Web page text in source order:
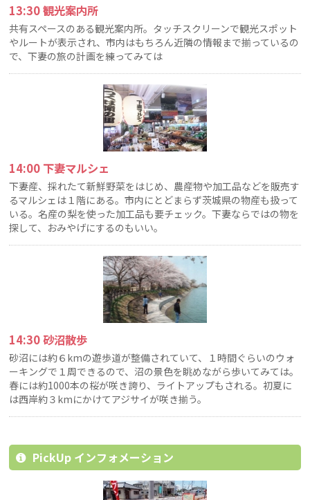
13:30 観光案内所
共有スペースのある観光案内所。タッチスクリーンで観光スポット
やルートが表示され、市内はもちろん近隣の情報まで揃っているの
で、下妻の旅の計画を練ってみては
14:00 下妻マルシェ
下妻産、採れたて新鮮野菜をはじめ、農産物や加工品などを販売す
るマルシェは１階にある。市内にとどまらず茨城県の物産も扱って
いる。名産の梨を使った加工品も要チェック。下妻ならではの物を
探して、おみやげにするのもいい。
14:30 砂沼散歩
砂沼には約６kmの遊歩道が整備されていて、１時間ぐらいのウォ
ーキングで１周できるので、沼の景色を眺めながら歩いてみては。
春には約1000本の桜が咲き誇り、ライトアップもされる。初夏に
は西岸約３kmにかけてアジサイが咲き揃う。
PickUp インフォメーション